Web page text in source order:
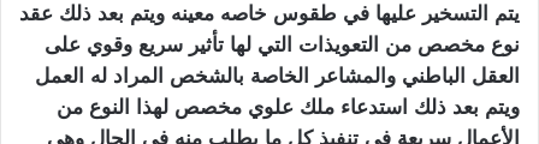
يتم التسخير عليها في طقوس خاصه معينه ويتم بعد ذلك عقد
نوع مخصص من التعويذات التي لها تأثير سريع وقوي على
العقل الباطني والمشاعر الخاصة بالشخص المراد له العمل
ويتم بعد ذلك استدعاء ملك علوي مخصص لهذا النوع من
الأعمال سريعة في تنفيذ كل ما يطلب منه في الحال وهي